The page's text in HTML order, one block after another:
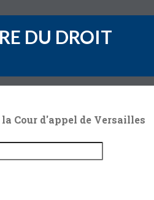
DU DROIT
Cour d'appel de Versailles